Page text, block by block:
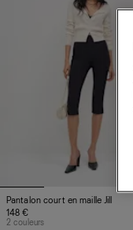
Pantalon court en maille Jill
148 €
2 couleurs